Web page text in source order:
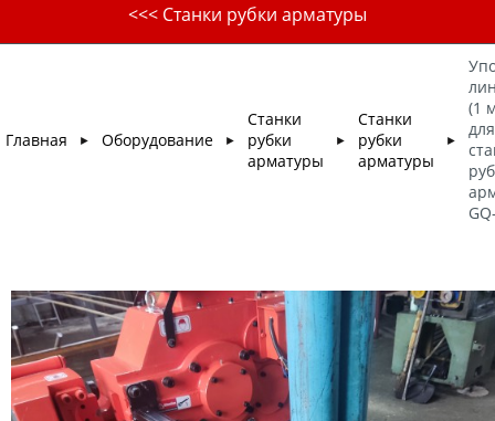
<<< Станки рубки арматуры
Главная ► Оборудование ►
Станки
рубки
арматуры
►
Станки
рубки
арматуры
►
(1
для